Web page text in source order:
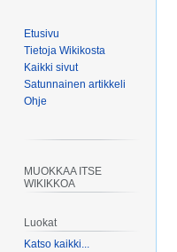
Etusivu
Tietoja Wikikosta
Kaikki sivut
Satunnainen artikkeli
Ohje
MUOKKAA ITSE
WIKIKKOA
Luokat
Katso kaikki...